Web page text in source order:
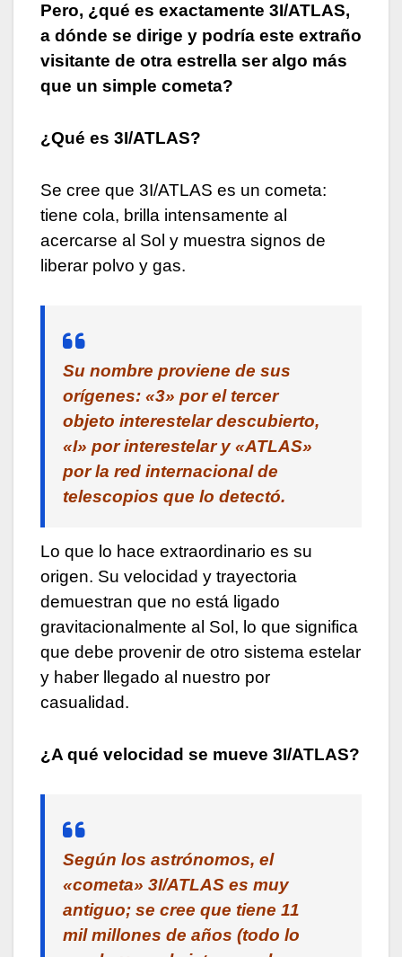
Pero, ¿qué es exactamente 3I/ATLAS,
a dónde se dirige y podría este extraño
visitante de otra estrella ser algo más
que un simple cometa?
¿Qué es 3I/ATLAS?
Se cree que 3I/ATLAS es un cometa:
tiene cola, brilla intensamente al
acercarse al Sol y muestra signos de
liberar polvo y gas.
Su nombre proviene de sus
orígenes: «3» por el tercer
objeto interestelar descubierto,
«I» por interestelar y «ATLAS»
por la red internacional de
telescopios que lo detectó.
Lo que lo hace extraordinario es su
origen. Su velocidad y trayectoria
demuestran que no está ligado
gravitacionalmente al Sol, lo que significa
que debe provenir de otro sistema estelar
y haber llegado al nuestro por
casualidad.
¿A qué velocidad se mueve 3I/ATLAS?
Según los astrónomos, el
«cometa» 3I/ATLAS es muy
antiguo; se cree que tiene 11
mil millones de años (todo lo